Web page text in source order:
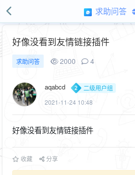
求助问答
好像没看到友情链接插件
求助问答 2000 4
aqabcd
二级用户组
2021-11-24 10:48
好像没看到友情链接插件
收藏 分享